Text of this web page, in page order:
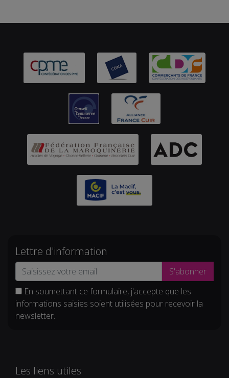
Lettre d'information
S'abonner
En soumettant ce formulaire, j'accepte que les
informations saisies soient utilisées pour recevoir la
newsletter.
Les liens utiles